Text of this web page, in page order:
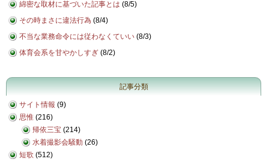
綿密な取材に基づいた記事とは (8/5)
その時まさに違法行為 (8/4)
不当な業務命令には従わなくていい (8/3)
体育会系を甘やかしすぎ (8/2)
記事分類
サイト情報 (9)
思惟 (216)
帰依三宝 (214)
水着撮影会騒動 (26)
短歌 (512)